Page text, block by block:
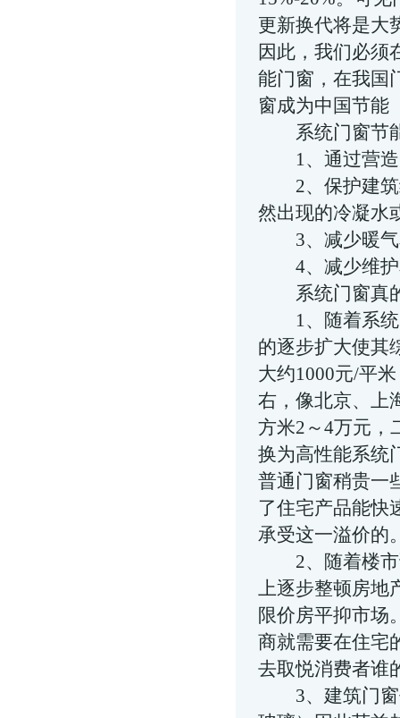
更新换代将是大
因此，我们必须
能门窗，在我国
窗成为中国节能
系统门窗节能
1、通过营造
2、保护建筑
然出现的冷凝水
3、减少暖气
4、减少维护
系统门窗真
1、随着系统
的逐步扩大使其
大约1000元/平
右，像北京、上
方米2～4万元，
换为高性能系统
普通门窗稍贵一
了住宅产品能快
承受这一溢价的
2、随着楼市
上逐步整顿房地
限价房平抑市场
商就需要在住宅
去取悦消费者谁
3、建筑门窗